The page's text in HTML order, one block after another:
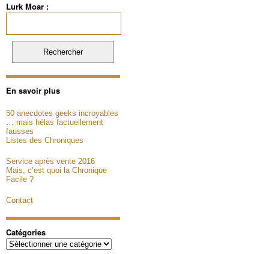
Lurk Moar :
En savoir plus
50 anecdotes geeks incroyables
… mais hélas factuellement
fausses
Listes des Chroniques
Service après vente 2016
Mais, c’est quoi la Chronique
Facile ?
Contact
Catégories
Catégories